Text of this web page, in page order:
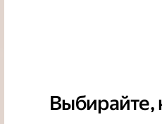
Выбирайте,